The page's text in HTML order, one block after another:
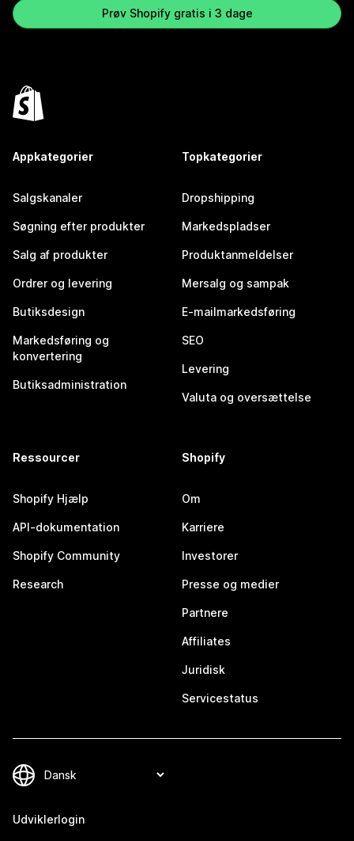
Prøv Shopify gratis i 3 dage
Appkategorier
Salgskanaler
Søgning efter produkter
Salg af produkter
Ordrer og levering
Butiksdesign
Markedsføring og
konvertering
Butiksadministration
Topkategorier
Dropshipping
Markedspladser
Produktanmeldelser
Mersalg og sampak
E-mailmarkedsføring
SEO
Levering
Valuta og oversættelse
Ressourcer
Shopify Hjælp
API-dokumentation
Shopify Community
Research
Shopify
Om
Karriere
Investorer
Presse og medier
Partnere
Affiliates
Juridisk
Servicestatus
Udviklerlogin